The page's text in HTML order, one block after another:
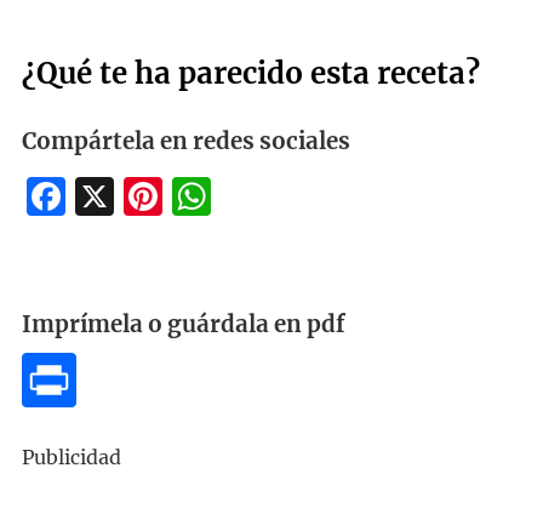
¿Qué te ha parecido esta receta?
Compártela en redes sociales
Facebook
X Pinterest
WhatsApp
Imprímela o guárdala en pdf
Publicidad